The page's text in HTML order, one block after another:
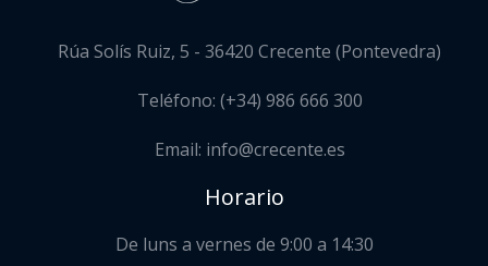
Rúa Solís Ruiz, 5 - 36420 Crecente (Pontevedra)
Teléfono: (+34) 986 666 300
Email: info@crecente.es
Horario
De luns a vernes de 9:00 a 14:30